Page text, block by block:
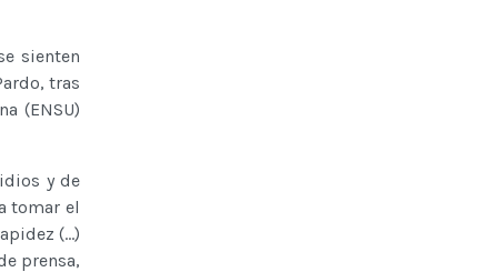
sienten
tras
(ENSU)
y de
tomar el
(…)
prensa,